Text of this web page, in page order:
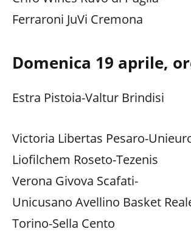
Ferraroni JuVi Cremona
Domenica 19 aprile,
Estra Pistoia-Valtur Brindisi
Victoria Libertas Pesaro-
Liofilchem Roseto-Tezenis
Verona Givova Scafati-
Unicusano Avellino Basket
Torino-Sella Cento